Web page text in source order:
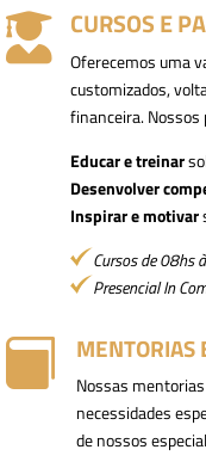
 CURSOS E
Oferecemos uma
customizados,
financeira. Nossos
Educar e treinar
Desenvolver
Inspirar e motivar
Cursos de 08hs
Presencial In
 MENTORIAS
Nossas
necessidades
de nossos